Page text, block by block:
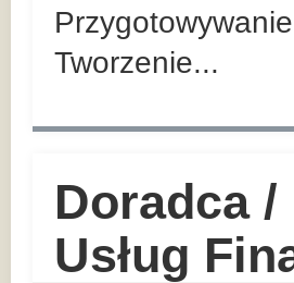
Tworzenie...
Doradca
Usług